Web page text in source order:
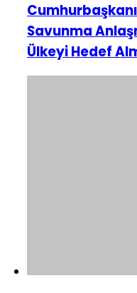
Savunma
Ülkeyi Hedef